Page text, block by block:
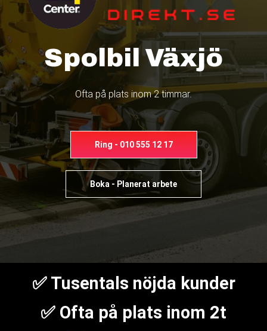
Spolbil Växjö
Ofta på plats inom 2 timmar.
Ring - 010 555 12 17
Boka - Planerat arbete
✅ Tusentals nöjda kunder
✅ Ofta på plats inom 2t